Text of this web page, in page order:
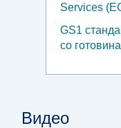
Services
GS1
со готовина
Видео